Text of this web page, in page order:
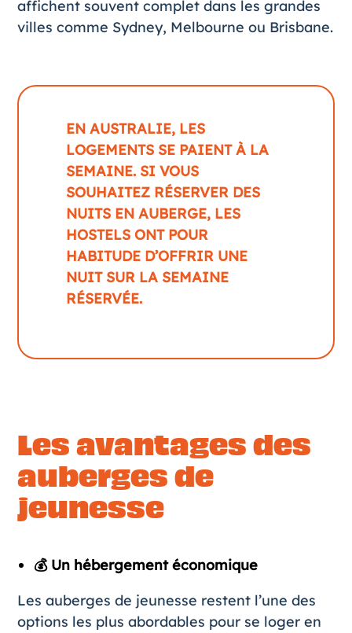
affichent souvent complet dans les grandes
villes comme Sydney, Melbourne ou Brisbane.
EN AUSTRALIE, LES
LOGEMENTS SE PAIENT À LA
SEMAINE. SI VOUS
SOUHAITEZ RÉSERVER DES
NUITS EN AUBERGE, LES
HOSTELS ONT POUR
HABITUDE D’OFFRIR UNE
NUIT SUR LA SEMAINE
RÉSERVÉE.
Les avantages des
auberges de
jeunesse
💰 Un hébergement économique
Les auberges de jeunesse restent l’une des
options les plus abordables pour se loger en